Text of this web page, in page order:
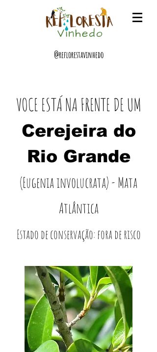
@reflorestavinhedo
VOCE ESTÁ NA FRENTE DE UM
Cerejeira do
Rio Grande
(Eugenia involucrata) - Mata
Atlântica
Estado de conservação: fora de risco